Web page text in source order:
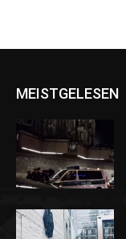
MEISTGELESEN